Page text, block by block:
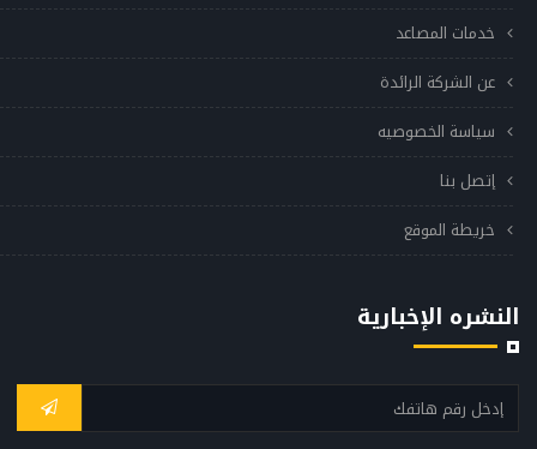
خدمات المصاعد
عن الشركة الرائدة
سياسة الخصوصيه
إتصل بنا
خريطة الموقع
النشره الإخبارية